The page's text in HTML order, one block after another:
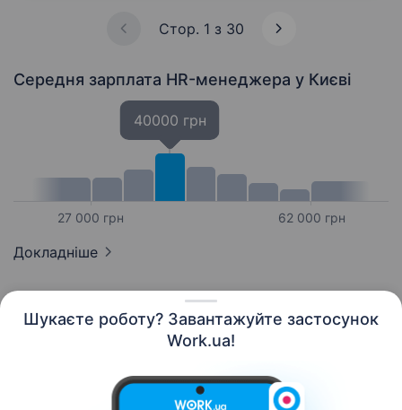
Шукаєте роботу? Завантажуйте застосунок
Work.ua!
Стор. 1 з 30
Середня зарплата HR-менеджера у Києві
27 000 грн
40000 грн
62 000 грн
Докладніше